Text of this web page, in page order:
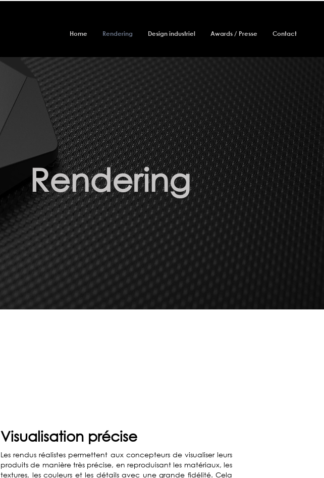
Home Rendering Design industriel Awards / Presse Contact
Rendering
Visualisation précise
Les rendus réalistes permettent aux concepteurs de visualiser leurs
produits de manière très précise, en reproduisant les matériaux, les
textures, les couleurs et les détails avec une grande fidélité. Cela